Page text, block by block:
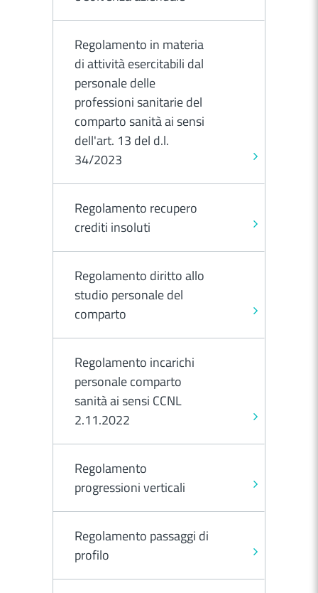
Regolamento in materia
di attività esercitabili dal
personale delle
professioni sanitarie del
comparto sanità ai sensi
dell'art. 13 del d.l.
34/2023
Regolamento recupero
crediti insoluti
Regolamento diritto allo
studio personale del
comparto
Regolamento incarichi
personale comparto
sanità ai sensi CCNL
2.11.2022
Regolamento
progressioni verticali
Regolamento passaggi di
profilo